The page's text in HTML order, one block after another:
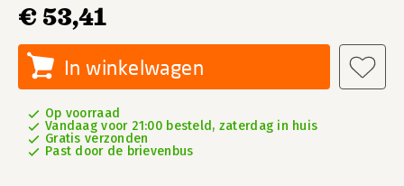
€ 53,41
In winkelwagen
Op voorraad
Vandaag voor 21:00 besteld, zaterdag in huis
Gratis verzonden
Past door de brievenbus